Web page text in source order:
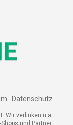
Datenschutz
Wir verlinken u.a.